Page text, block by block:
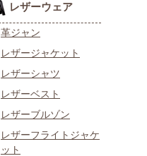
レザーウェア
革ジャン
レザージャケット
レザーシャツ
レザーベスト
レザーブルゾン
レザーフライトジャケ
ット